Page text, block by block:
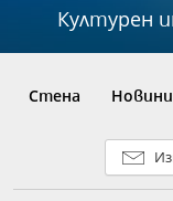
Културен
Стена Новини